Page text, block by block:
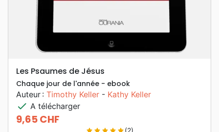
Les Psaumes de Jésus
Chaque jour de l'année - ebook
Auteur : Timothy Keller - Kathy Keller
check A télécharger
Prix
9,65 CHF
(2)